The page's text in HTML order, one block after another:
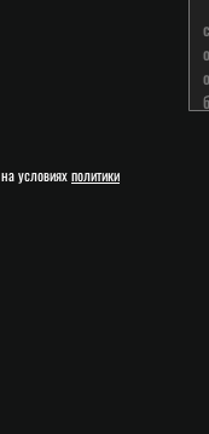
на условияхполитики